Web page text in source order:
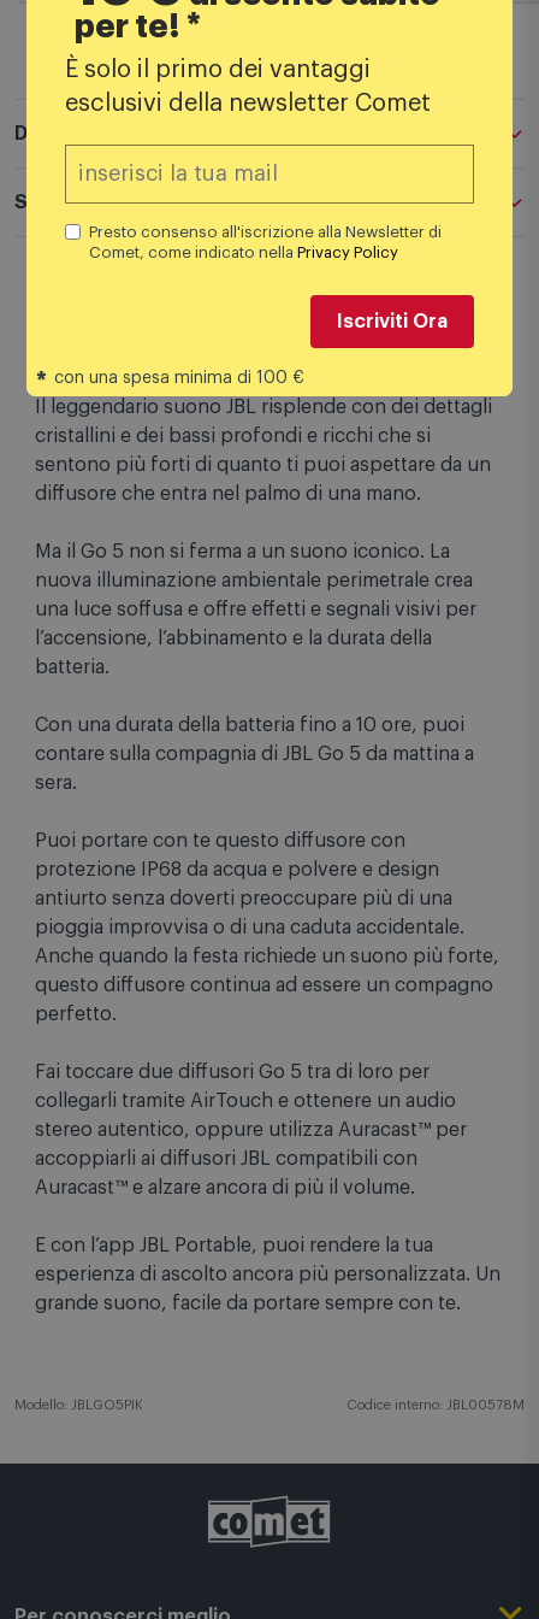
Descrizione
Specifiche tecniche
Pronto all’uso Grandi vibrazioni, in formato
tascabile. JBL Go 5 è caratterizzato da una potenza
Il leggendario suono JBL risplende con dei dettagli
cristallini e dei bassi profondi e ricchi che si
sentono più forti di quanto ti puoi aspettare da un
diffusore che entra nel palmo di una mano.
Ma il Go 5 non si ferma a un suono iconico. La
nuova illuminazione ambientale perimetrale crea
una luce soffusa e offre effetti e segnali visivi per
l’accensione, l’abbinamento e la durata della
batteria.
Con una durata della batteria fino a 10 ore, puoi
contare sulla compagnia di JBL Go 5 da mattina a
sera.
Puoi portare con te questo diffusore con
protezione IP68 da acqua e polvere e design
antiurto senza doverti preoccupare più di una
pioggia improvvisa o di una caduta accidentale.
Anche quando la festa richiede un suono più forte,
questo diffusore continua ad essere un compagno
perfetto.
Fai toccare due diffusori Go 5 tra di loro per
collegarli tramite AirTouch e ottenere un audio
stereo autentico, oppure utilizza Auracast™ per
accoppiarli ai diffusori JBL compatibili con
Auracast™ e alzare ancora di più il volume.
E con l’app JBL Portable, puoi rendere la tua
esperienza di ascolto ancora più personalizzata. Un
grande suono, facile da portare sempre con te.
Modello: JBLGO5PIK Codice interno: JBL00578M
per te! *
È solo il primo dei vantaggi
esclusivi della newsletter Comet
Presto consenso all'iscrizione alla Newsletter di
Comet, come indicato nellaPrivacy Policy
Iscriviti Ora
* con una spesa minima di 100 €